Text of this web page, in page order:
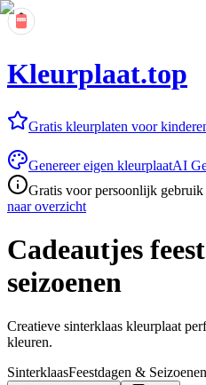
Kleurplaat.top
Gratis kleurplaten voor
Genereer eigen kleurplaatAI
Gratis voor persoonlijk
naar overzicht
Cadeautjes
seizoenen
Creatieve sinterklaas kleurplaat
kleuren.
SinterklaasFeestdagen & Seizoenen